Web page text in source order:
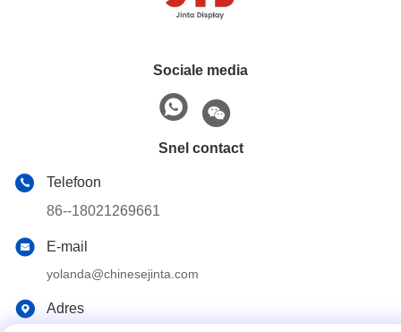
Sociale media
Snel contact
Telefoon
86--18021269661
E-mail
yolanda@chinesejinta.com
Adres